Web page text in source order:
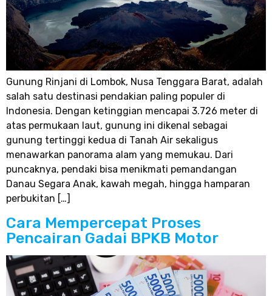
Gunung Rinjani di Lombok, Nusa Tenggara Barat, adalah
salah satu destinasi pendakian paling populer di
Indonesia. Dengan ketinggian mencapai 3.726 meter di
atas permukaan laut, gunung ini dikenal sebagai
gunung tertinggi kedua di Tanah Air sekaligus
menawarkan panorama alam yang memukau. Dari
puncaknya, pendaki bisa menikmati pemandangan
Danau Segara Anak, kawah megah, hingga hamparan
perbukitan […]
Cara Mempercepat Proses
Pencairan Gadai BPKB Motor